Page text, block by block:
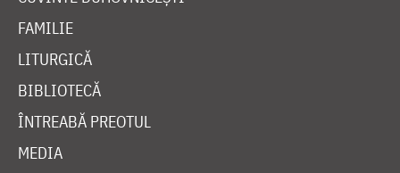
FAMILIE
LITURGICĂ
BIBLIOTECĂ
ÎNTREABĂ PREOTUL
MEDIA